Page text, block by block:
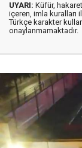
UYARI: Küfür,
içeren, imla kuralları
Türkçe karakter
onaylanmamaktadır.